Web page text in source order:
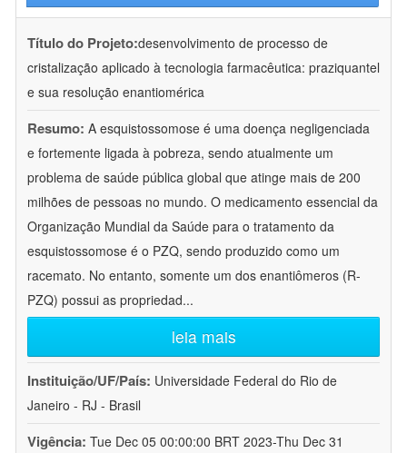
Título do Projeto:desenvolvimento de processo de
cristalização aplicado à tecnologia farmacêutica: praziquantel
e sua resolução enantiomérica
Resumo: A esquistossomose é uma doença negligenciada
e fortemente ligada à pobreza, sendo atualmente um
problema de saúde pública global que atinge mais de 200
milhões de pessoas no mundo. O medicamento essencial da
Organização Mundial da Saúde para o tratamento da
esquistossomose é o PZQ, sendo produzido como um
racemato. No entanto, somente um dos enantiômeros (R-
PZQ) possui as propriedad...
leia mais
Instituição/UF/País: Universidade Federal do Rio de
Janeiro - RJ - Brasil
Vigência: Tue Dec 05 00:00:00 BRT 2023-Thu Dec 31